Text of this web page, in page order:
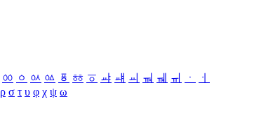
ㆀ ㆁ ㆂ ㆃ ㆄ ㆅ ㆆ ㆇ ㆈ ㆉ ㆊ ㆋ ㆌ ㆍ
ㆎ
ρ σ τ υ φ χ ψ ω